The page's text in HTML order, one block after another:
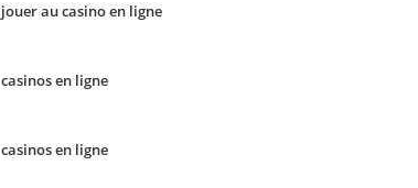
jouer au casino en ligne
casinos en ligne
casinos en ligne